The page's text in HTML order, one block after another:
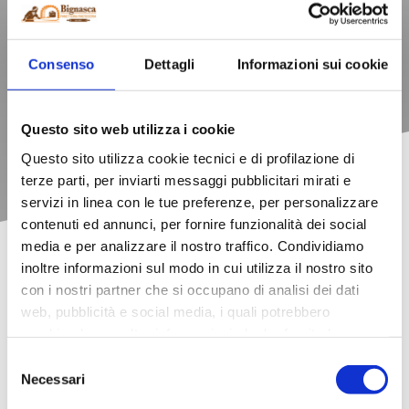
Consenso Dettagli Informazioni sui cookie
Questo sito web utilizza i cookie
Questo sito utilizza cookie tecnici e di profilazione di
terze parti, per inviarti messaggi pubblicitari mirati e
servizi in linea con le tue preferenze, per personalizzare
contenuti ed annunci, per fornire funzionalità dei social
media e per analizzare il nostro traffico. Condividiamo
inoltre informazioni sul modo in cui utilizza il nostro sito
con i nostri partner che si occupano di analisi dei dati
web, pubblicità e social media, i quali potrebbero
mera chiusura del banner non comporta l’accettazione
dei cookie e atre tecnologie. Vedi la nostra cookie policy.
delNecessari
Responsabilità sociale
L’attenzione all’ambiente si traduce in azioni concrete: